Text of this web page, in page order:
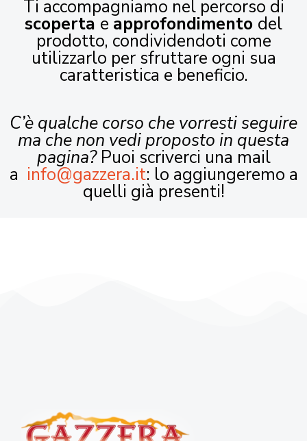
Ti accompagniamo nel percorso di
scoperta e approfondimento del
prodotto, condividendoti come
utilizzarlo per sfruttare ogni sua
caratteristica e beneficio.
C’è qualche corso che vorresti seguire
ma che non vedi proposto in questa
pagina?Puoi scriverci una mail
a info@gazzera.it: lo aggiungeremo a
quelli già presenti!